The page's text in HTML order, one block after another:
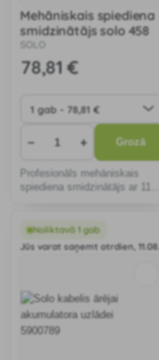
Mehāniskais spiediena
smidzinātājs solo 458
SOLO
78,81 €
− + Grozā
Profesionāls mehāniskais
spiediena smidzinātājs ar 11
Noliktavā 1 gab
Jūs varat saņemt otrdien, 11.08.